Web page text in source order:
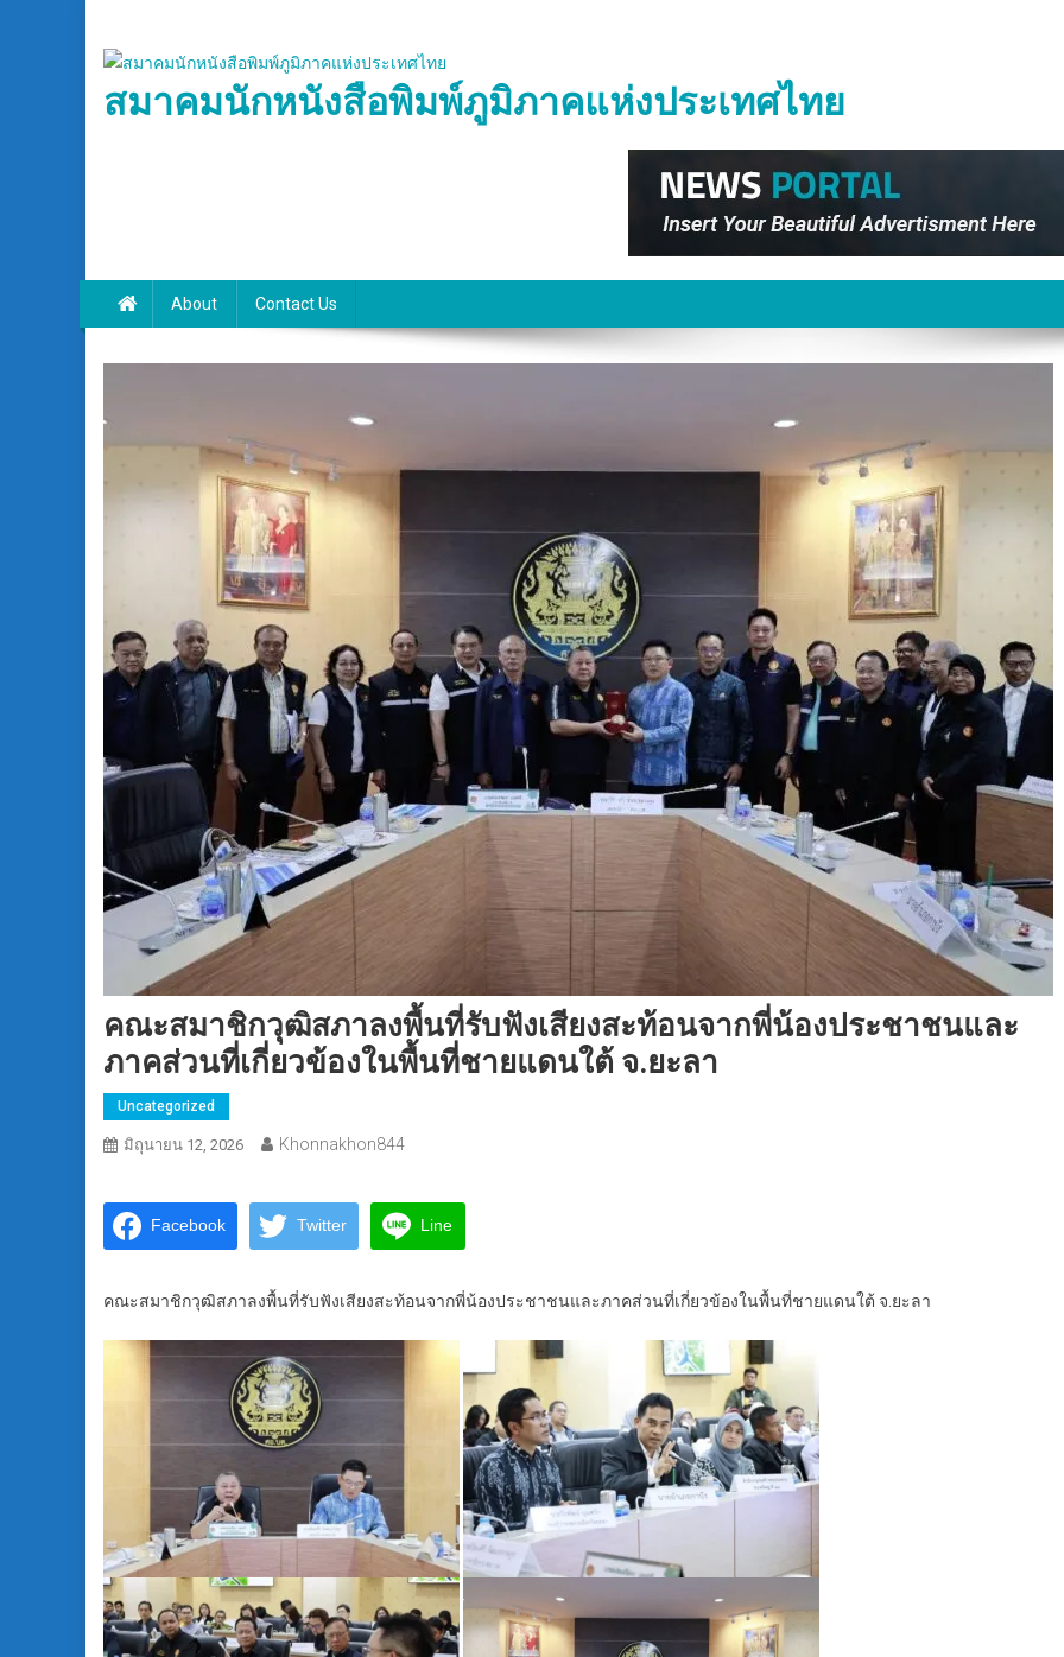
content
สมาคมนักหนังสือพิมพ์ภูมิภาคแห่งประเทศไทย
About Contact Us
คณะสมาชิกวุฒิสภาลงพื้นที่รับฟังเสียงสะท้อนจากพี่น้องประชาชนและ
ภาคส่วนที่เกี่ยวข้องในพื้นที่ชายแดนใต้ จ.ยะลา
Uncategorized
มิถุนายน 12, 2026 Khonnakhon844
Facebook Twitter Line
คณะสมาชิกวุฒิสภาลงพื้นที่รับฟังเสียงสะท้อนจากพี่น้องประชาชนและภาคส่วนที่เกี่ยวข้องในพื้นที่ชายแดนใต้ จ.ยะลา